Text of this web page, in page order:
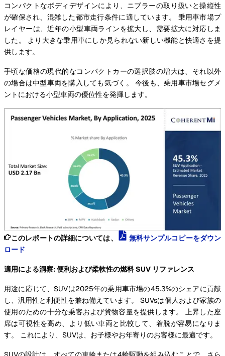
コンパクトなボディデザインにより、ニブラーの取り扱いと操縦性
が確保され、混雑した都市走行条件に適しています。 乗用車市場プ
レイヤーは、近年の小型車両ラインを拡大し、需要拡大に対応しま
した。 より大きな乗用車にしか見られない新しい機能と快適さを提
供します。
手頃な価格の現代的なコンパクトカーの選択肢の増大は、それ以外
の場合は中型車両を購入しても気づく。 今後も、乗用車市場セグメ
ントにおける小型車両の優位性を発揮します。
このレポートの詳細については、
無料サンプルコピーをダウン
ロード
適用による洞察: 便利および柔軟性の燃料 SUV リファレンス
用途に応じて、SUVは2025年の乗用車市場の45.3%のシェアに貢献
し、汎用性と利便性を兼ね備えています。 SUVsは個人および家族の
使用のための十分な乗客および貨物容量を提供します。 上昇した座
席は可視性を高め、より低い車両と比較して、着脱が容易になりま
す。 これにより、SUVは、お子様やお年寄りのお客様に最適です。